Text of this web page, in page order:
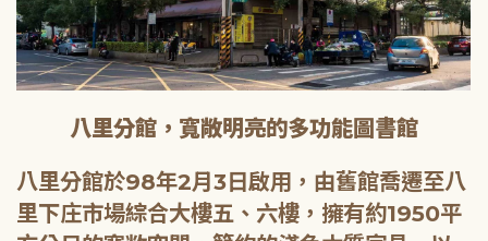
八里分館，寬敞明亮的多功能圖書館
八里分館於98年2月3日啟用，由舊館喬遷至八
里下庄市場綜合大樓五、六樓，擁有約1950平